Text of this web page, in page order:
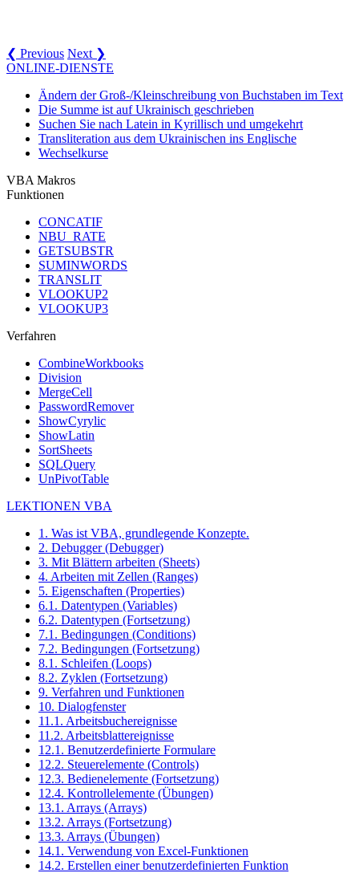
❮ Previous Next ❯
ONLINE-DIENSTE
Ändern der Groß-/Kleinschreibung von Buchstaben im Text
Die Summe ist auf Ukrainisch geschrieben
Suchen Sie nach Latein in Kyrillisch und umgekehrt
Transliteration aus dem Ukrainischen ins Englische
Wechselkurse
VBA Makros
Funktionen
CONCATIF
NBU_RATE
GETSUBSTR
SUMINWORDS
TRANSLIT
VLOOKUP2
VLOOKUP3
Verfahren
CombineWorkbooks
Division
MergeCell
PasswordRemover
ShowCyrylic
ShowLatin
SortSheets
SQLQuery
UnPivotTable
LEKTIONEN VBA
1. Was ist VBA, grundlegende Konzepte.
2. Debugger (Debugger)
3. Mit Blättern arbeiten (Sheets)
4. Arbeiten mit Zellen (Ranges)
5. Eigenschaften (Properties)
6.1. Datentypen (Variables)
6.2. Datentypen (Fortsetzung)
7.1. Bedingungen (Conditions)
7.2. Bedingungen (Fortsetzung)
8.1. Schleifen (Loops)
8.2. Zyklen (Fortsetzung)
9. Verfahren und Funktionen
10. Dialogfenster
11.1. Arbeitsbuchereignisse
11.2. Arbeitsblattereignisse
12.1. Benutzerdefinierte Formulare
12.2. Steuerelemente (Controls)
12.3. Bedienelemente (Fortsetzung)
12.4. Kontrollelemente (Übungen)
13.1. Arrays (Arrays)
13.2. Arrays (Fortsetzung)
13.3. Arrays (Übungen)
14.1. Verwendung von Excel-Funktionen
14.2. Erstellen einer benutzerdefinierten Funktion